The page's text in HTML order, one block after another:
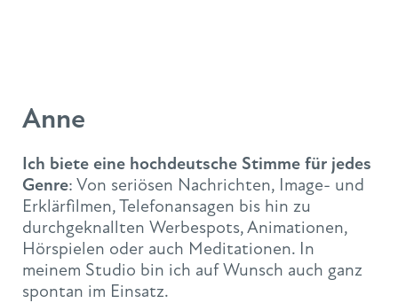
Anne
Ich biete eine hochdeutsche Stimme für jedes
Genre: Von seriösen Nachrichten, Image- und
Erklärfilmen, Telefonansagen bis hin zu
durchgeknallten Werbespots, Animationen,
Hörspielen oder auch Meditationen. In
meinem Studio bin ich auf Wunsch auch ganz
spontan im Einsatz.